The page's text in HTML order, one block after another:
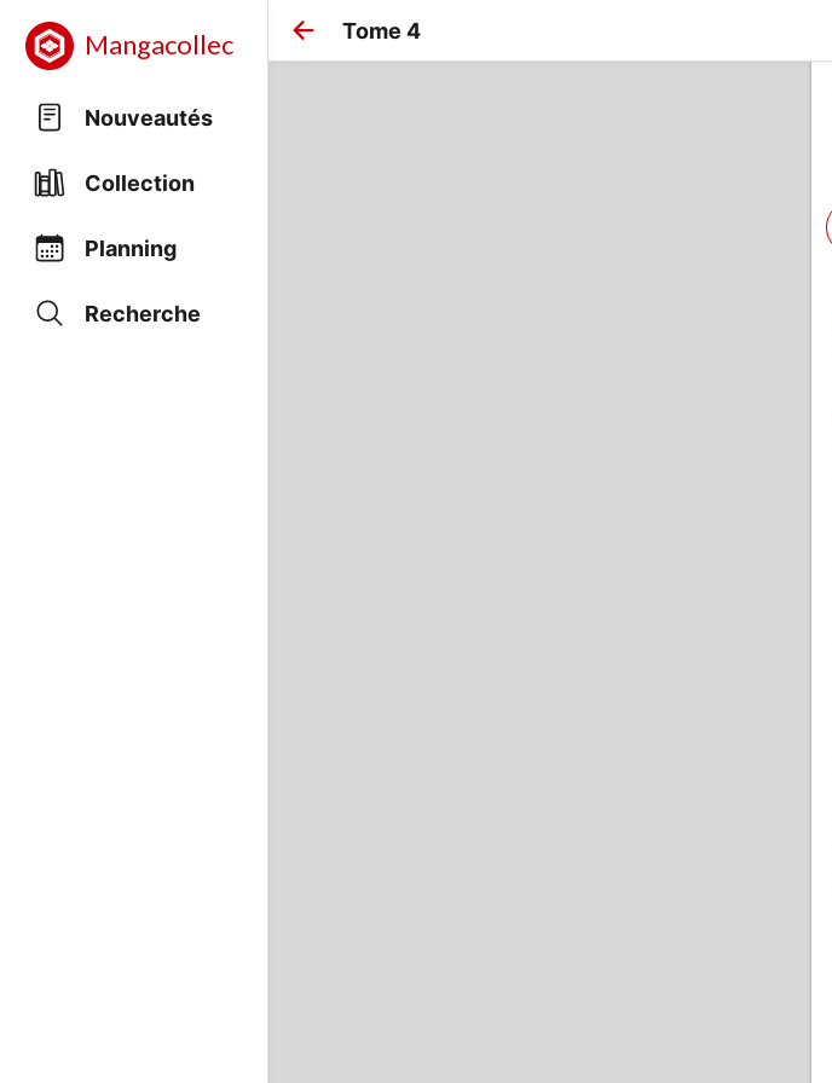
Mangacollec
Nouveautés
Collection
Planning
Recherche
Tome 4